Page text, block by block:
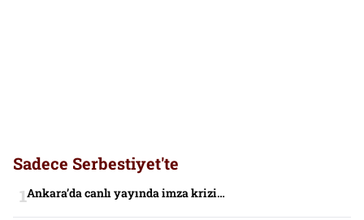
Sadece Serbestiyet'te
Ankara’da canlı yayında imza krizi…